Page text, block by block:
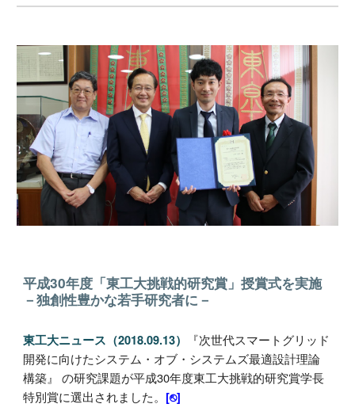
平成30年度「東工大挑戦的研究賞」授賞式を実施
－独創性豊かな若手研究者に－
東工大ニュース（2018.09.13）
『次世代スマートグリッド
開発に向けたシステム・オブ・システムズ最適設計理論
構築』
の研究課題が平成30年度東工大挑戦的研究賞学長
特別賞に選出されました。 [⎋]